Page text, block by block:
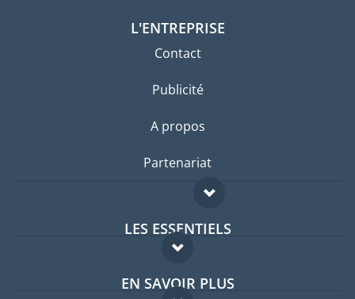
L'ENTREPRISE
Contact
Publicité
A propos
Partenariat
LES ESSENTIELS
Forum expatriés
Guides pays
EN SAVOIR PLUS